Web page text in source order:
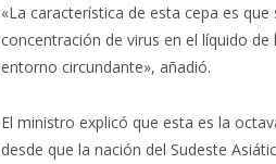
«La característica de esta cepa es
concentración de virus en el líquido
entorno circundante», añadió.
El ministro explicó que esta es la
desde que la nación del Sudeste